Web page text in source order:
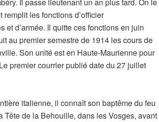
les fonctions d’officier
d’armée. Il quitte ces fonctions en juin
au premier semestre de 1914 les cours de
Son unité est en Haute-Maurienne pour
premier courrier publié date du 27 juillet
italienne, il connaît son baptême du feu
de la Behouille, dans les Vosges, avant